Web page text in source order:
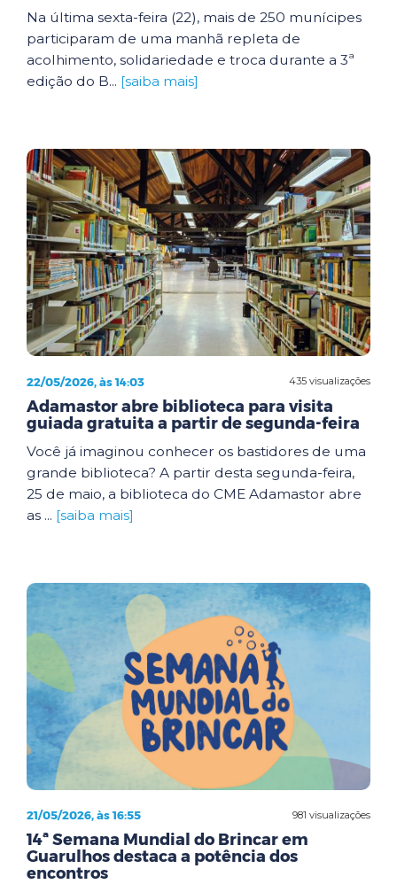
Na última sexta-feira (22), mais de 250 munícipes
participaram de uma manhã repleta de
acolhimento, solidariedade e troca durante a 3ª
edição do B... [saiba mais]
435 visualizações
22/05/2026, às 14:03
Adamastor abre biblioteca para visita
guiada gratuita a partir de segunda-feira
Você já imaginou conhecer os bastidores de uma
grande biblioteca? A partir desta segunda-feira,
25 de maio, a biblioteca do CME Adamastor abre
as ... [saiba mais]
981 visualizações
21/05/2026, às 16:55
14ª Semana Mundial do Brincar em
Guarulhos destaca a potência dos
encontros